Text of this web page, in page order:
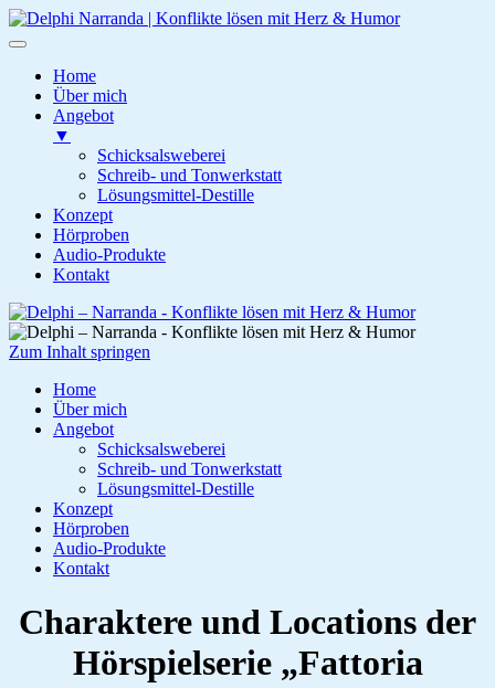
Home
Über mich
Angebot
▼
Schicksalsweberei
Schreib- und Tonwerkstatt
Lösungsmittel-Destille
Konzept
Hörproben
Audio-Produkte
Kontakt
Zum
Inhalt
springen
Delphi – Narranda
Konflikte lösen mit Herz & Humor
Zum Inhalt springen
Home
Über mich
Angebot
Schicksalsweberei
Schreib- und Tonwerkstatt
Lösungsmittel-Destille
Konzept
Hörproben
Audio-Produkte
Kontakt
Charaktere und Locations der
Hörspielserie „Fattoria